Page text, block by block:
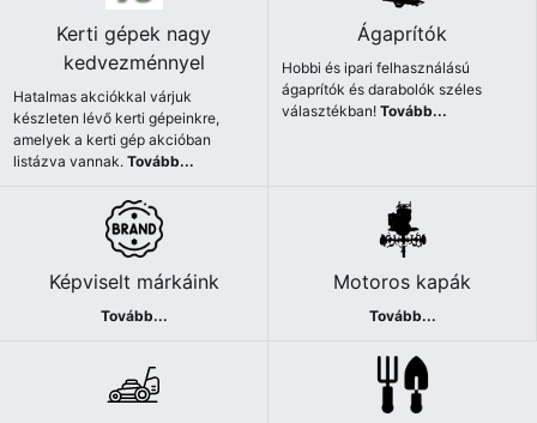
Kerti gépek nagy
kedvezménnyel
Hatalmas akciókkal várjuk
készleten lévő kerti gépeinkre,
amelyek a kerti gép akcióban
listázva vannak.Tovább...
Ágaprítók
Hobbi és ipari felhasználású
ágaprítók és darabolók széles
választékban!Tovább...
Képviselt márkáink
Tovább...
Motoros kapák
Tovább...